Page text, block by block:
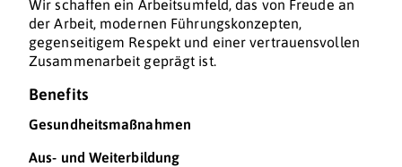
Wir schaffen ein Arbeitsumfeld, das von Freude an
der Arbeit, modernen Führungskonzepten,
gegenseitigem Respekt und einer vertrauensvollen
Zusammenarbeit geprägt ist.
Benefits
Gesundheitsmaßnahmen
Aus- und Weiterbildung